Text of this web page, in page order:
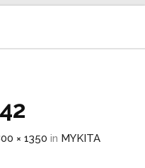
× 1350 in MYKITA